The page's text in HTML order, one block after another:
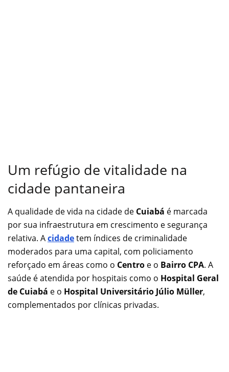
Um refúgio de vitalidade na
cidade pantaneira
A qualidade de vida na cidade de Cuiabá é marcada
por sua infraestrutura em crescimento e segurança
relativa. Acidadetem índices de criminalidade
moderados para uma capital, com policiamento
reforçado em áreas como o Centro e o Bairro CPA. A
saúde é atendida por hospitais como o Hospital Geral
de Cuiabá e o Hospital Universitário Júlio Müller,
complementados por clínicas privadas.